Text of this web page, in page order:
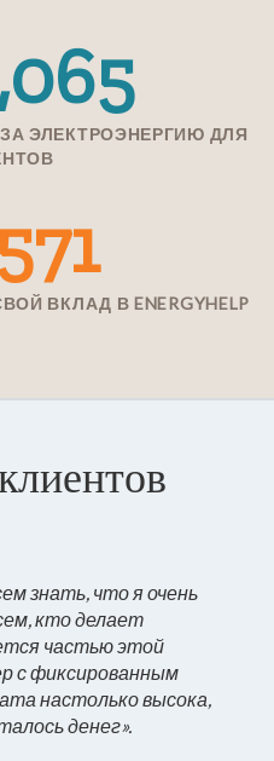
ЭЛЕКТРОЭНЕРГИЮ ДЛЯ
ВКЛАД В ENERGYHELP
знать, что я очень
кто делает
частью этой
с фиксированным
настолько высока,
денег».